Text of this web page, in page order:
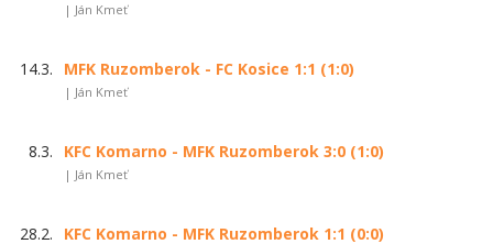
| Ján Kmeť
14.3. MFK Ruzomberok - FC Kosice 1:1 (1:0)
| Ján Kmeť
8.3. KFC Komarno - MFK Ruzomberok 3:0 (1:0)
| Ján Kmeť
28.2. KFC Komarno - MFK Ruzomberok 1:1 (0:0)